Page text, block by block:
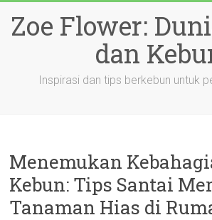
content
Zoe Flower:
dan
Inspirasi dan tips berkebun untuk
Menemukan
Kebun: Tips Santai
Tanaman Hias di